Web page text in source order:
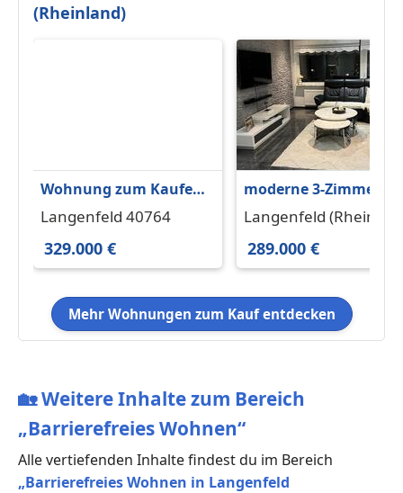
(Rheinland)
Wohnung zum Kaufen
in Langenfeld 329.000 €
Langenfeld 40764
329.000 €
moderne 3-Zimmer-
Wohnung mit
Garage
Langenfeld
40764
289.000 €
Mehr Wohnungen zum Kauf entdecken
🏡Weitere Inhalte zum Bereich
„Barrierefreies Wohnen“
Alle vertiefenden Inhalte findest du im Bereich
„Barrierefreies Wohnen in Langenfeld